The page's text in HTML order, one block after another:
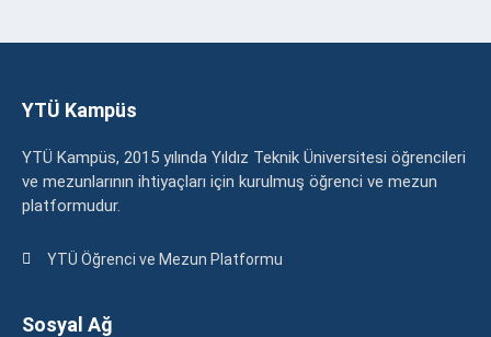
YTÜ Kampüs
YTÜ Kampüs, 2015 yılında Yıldız Teknik Üniversitesi öğrencileri
ve mezunlarının ihtiyaçları için kurulmuş öğrenci ve mezun
platformudur.
YTÜ Öğrenci ve Mezun Platformu
Sosyal Ağ